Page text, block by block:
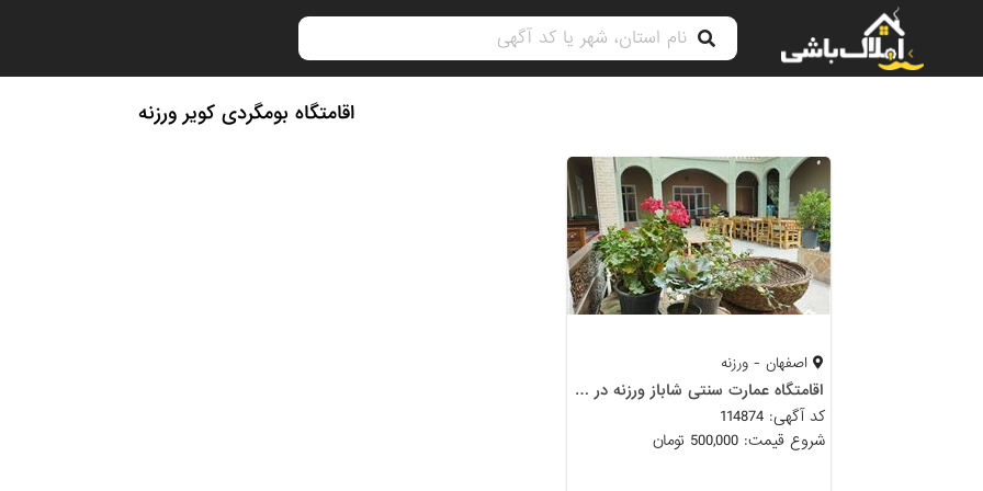
اقامتگاه بومگردی کویر ورزنه
اصفهان - ورزنه
اقامتگاه عمارت سنتی شاباز ورزنه در شهرکویر ورزنه
کد آگهی: 114874
شروع قیمت: 500,000 تومان